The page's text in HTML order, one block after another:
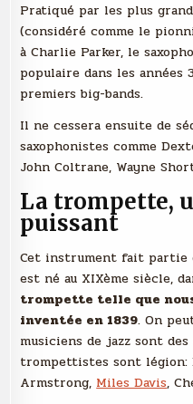
Pratiqué par les plus
(considéré comme le
à Charlie Parker, le
populaire dans les années
premiers big-bands.
Il ne cessera ensuite de
saxophonistes comme
John Coltrane, Wayne
La trompette,
puissant
Cet instrument fait partie
est né au XIXème siècle,
trompette telle que
inventée en 1839. On
musiciens de jazz sont
trompettistes sont légion:
Armstrong, Miles Davis,